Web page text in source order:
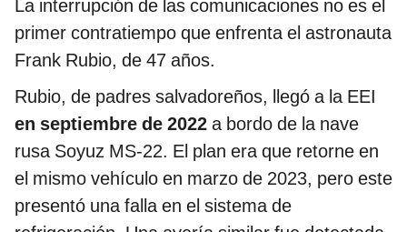
La interrupción de las comunicaciones no es el
primer contratiempo que enfrenta el astronauta
Frank Rubio, de 47 años.
Rubio, de padres salvadoreños, llegó a la EEI
en septiembre de 2022 a bordo de la nave
rusa Soyuz MS-22. El plan era que retorne en
el mismo vehículo en marzo de 2023, pero este
presentó una falla en el sistema de